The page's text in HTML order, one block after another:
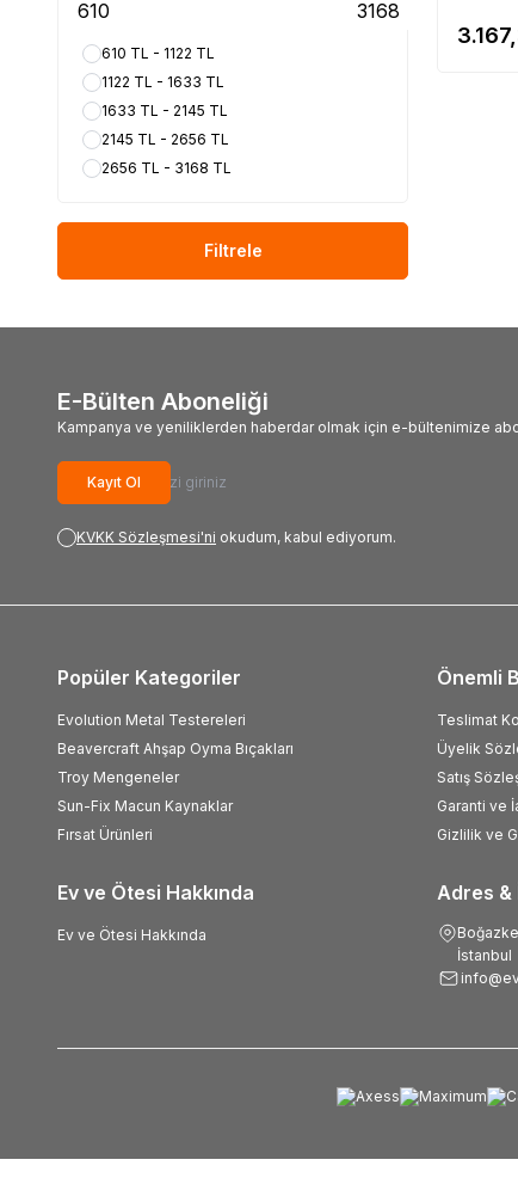
610 TL - 1122 TL
1122 TL - 1633 TL
1633 TL - 2145 TL
2145 TL - 2656 TL
2656 TL - 3168 TL
Filtrele
E-Bülten Aboneliği
Kampanya ve yeniliklerden haberdar olmak için e-bültenimize
Kayıt Ol
KVKK Sözleşmesi'ni okudum, kabul ediyorum.
Adres &
İstanbul
Popüler Kategoriler
Evolution Metal Testereleri
Beavercraft Ahşap Oyma Bıçakları
Troy Mengeneler
Sun-Fix Macun Kaynaklar
Fırsat Ürünleri
Önemli
Teslimat
Üyelik
Satış
Garanti ve
Gizlilik ve
Ev ve Ötesi Hakkında
Ev ve Ötesi Hakkında